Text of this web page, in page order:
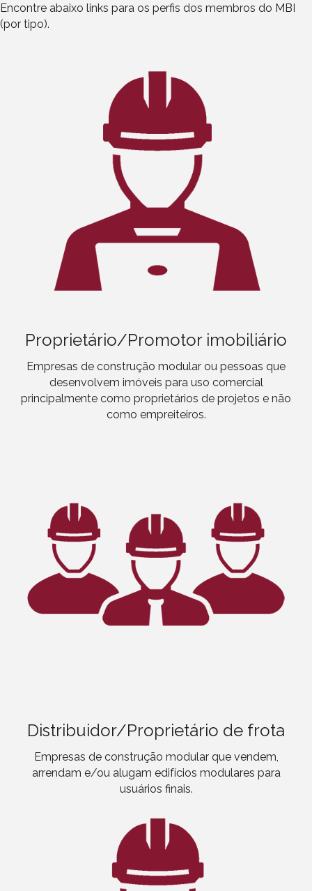
Encontre abaixo links para os perfis dos membros do MBI
(por tipo).
Proprietário/Promotor imobiliário
Empresas de construção modular ou pessoas que
desenvolvem imóveis para uso comercial
principalmente como proprietários de projetos e não
como empreiteiros.
Distribuidor/Proprietário de frota
Empresas de construção modular que vendem,
arrendam e/ou alugam edifícios modulares para
usuários finais.